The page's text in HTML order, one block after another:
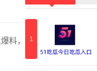
料，
1